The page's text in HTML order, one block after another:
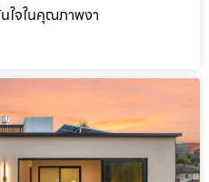
ใจในคุณภาพงา